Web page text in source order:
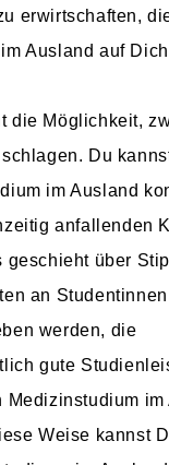
erwirtschaften,
Ausland auf
die Möglichkeit,
Du
im Ausland
anfallenden
geschieht über
an Studentinnen
werden, die
gute
im
Weise kannst